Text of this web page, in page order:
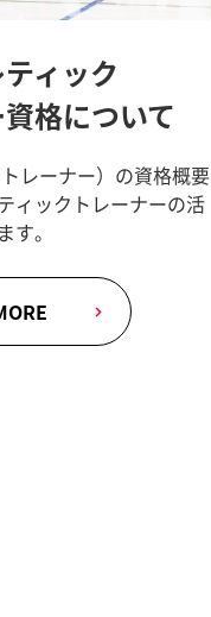
ィック
格について
レーナー）の資格概要
ィックトレーナーの活
す。